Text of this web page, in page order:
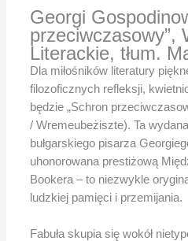
Georgi
przeciwczasowy”,
Literackie, tłum.
Dla miłośników literatury
filozoficznych refleksji,
będzie „Schron
/ Wremeubeżiszte). Ta
bułgarskiego pisarza
uhonorowana prestiżową
Bookera – to niezwykle
ludzkiej pamięci i przemijania.
Fabuła skupia się wokół